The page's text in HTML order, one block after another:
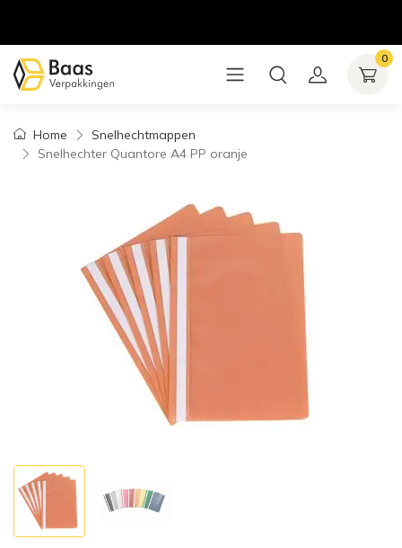
0
Home
Snelhechtmappen
Snelhechter Quantore A4 PP oranje